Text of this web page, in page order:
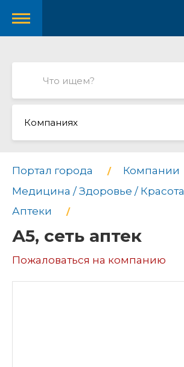
Компаниях
Портал города
Компании
Медицина / Здоровье / Красота
Аптеки
А5, сеть аптек
Пожаловаться на компанию